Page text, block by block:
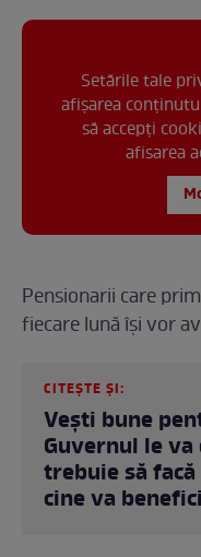
Setările tale
afișarea
să accepți
afisarea
Pensionarii care
fiecare lună își vor
CITEȘTE ȘI:
Vești bune
Guvernul le
trebuie să
cine va